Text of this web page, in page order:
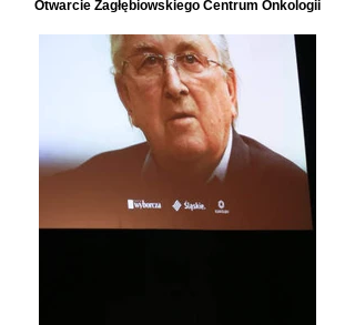
Otwarcie Zagłębiowskiego Centrum Onkologii